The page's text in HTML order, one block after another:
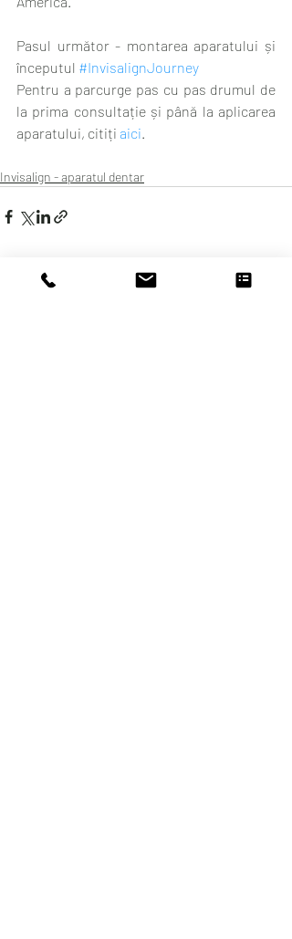
Pasul următor - montarea aparatului și
începutul #InvisalignJourney
Pentru a parcurge pas cu pas drumul de
la prima consultație și până la aplicarea
aparatului, citiți aici
Invisalign - aparatul dentar
Postări recente Afișează-le pe toate